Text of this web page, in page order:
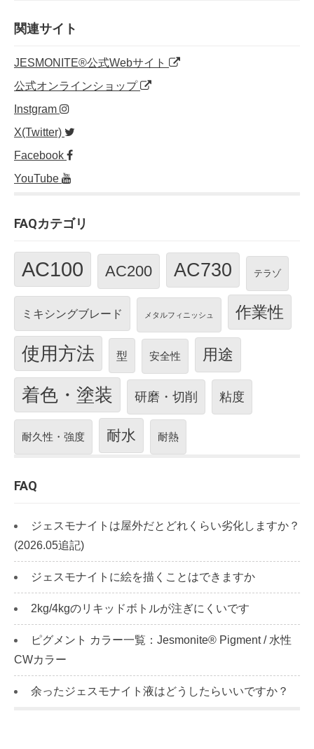
o
o
k
関連サイト
JESMONITE®公式Webサイト
公式オンラインショップ
Instgram
X(Twitter)
Facebook
YouTube
FAQカテゴリ
AC100 AC200 AC730 テラゾ
ミキシングブレード メタルフィニッシュ 作業性
使用方法 型 安全性 用途
着色・塗装 研磨・切削 粘度
耐久性・強度 耐水 耐熱
FAQ
ジェスモナイトは屋外だとどれくらい劣化しますか？
(2026.05追記)
ジェスモナイトに絵を描くことはできますか
2kg/4kgのリキッドボトルが注ぎにくいです
ピグメント カラー一覧：Jesmonite® Pigment / 水性
CWカラー
余ったジェスモナイト液はどうしたらいいですか？